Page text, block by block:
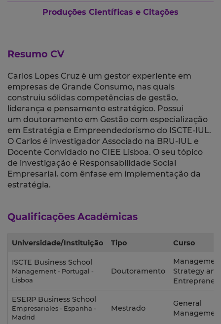
Produções Científicas e Citações
Resumo CV
Carlos Lopes Cruz é um gestor experiente em
empresas de Grande Consumo, nas quais
construiu sólidas competências de gestão,
liderança e pensamento estratégico. Possui
um doutoramento em Gestão com especialização
em Estratégia e Empreendedorismo do ISCTE-IUL.
O Carlos é investigador Associado na BRU-IUL e
Docente Convidado no CIEE Lisboa. O seu tópico
de investigação é Responsabilidade Social
Empresarial, com ênfase em implementação da
estratégia.
Qualificações Académicas
Universidade/Instituição Tipo Curso
ISCTE Business School
Management - Portugal -
Lisboa
Doutoramento
Strategy and
ESERP Business School
Empresariales - Espanha -
Madrid
Mestrado
General